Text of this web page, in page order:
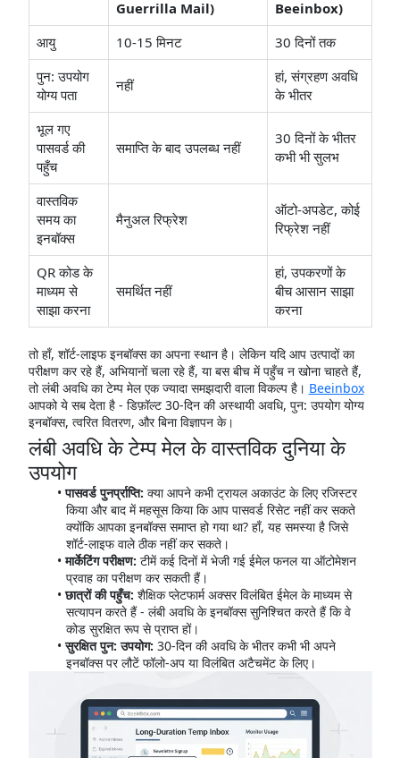
Guerrilla Mail)
Beeinbox)
आयु
10-15 मिनट
30 दिनों तक
पुन: उपयोग
योग्य पता
नहीं
हां, संग्रहण अवधि
के भीतर
भूल गए
पासवर्ड की
पहुँच
समाप्ति के बाद उपलब्ध नहीं
30 दिनों के भीतर
कभी भी सुलभ
वास्तविक
समय का
इनबॉक्स
मैनुअल रिफ्रेश
ऑटो-अपडेट, कोई
रिफ्रेश नहीं
QR कोड के
माध्यम से
साझा करना
समर्थित नहीं
हां, उपकरणों के
बीच आसान साझा
करना
तो हाँ, शॉर्ट-लाइफ इनबॉक्स का अपना स्थान है। लेकिन यदि आप उत्पादों का
परीक्षण कर रहे हैं, अभियानों चला रहे हैं, या बस बीच में पहुँच न खोना चाहते हैं,
तो लंबी अवधि का टेम्प मेल एक ज्यादा समझदारी वाला विकल्प है। Beeinbox
आपको ये सब देता है - डिफ़ॉल्ट 30-दिन की अस्थायी अवधि, पुन: उपयोग योग्य
इनबॉक्स, त्वरित वितरण, और बिना विज्ञापन के।
लंबी अवधि के टेम्प मेल के वास्तविक दुनिया के
उपयोग
पासवर्ड पुनर्प्राप्ति: क्या आपने कभी ट्रायल अकाउंट के लिए रजिस्टर
किया और बाद में महसूस किया कि आप पासवर्ड रिसेट नहीं कर सकते
क्योंकि आपका इनबॉक्स समाप्त हो गया था? हाँ, यह समस्या है जिसे
शॉर्ट-लाइफ वाले ठीक नहीं कर सकते।
मार्केटिंग परीक्षण: टीमें कई दिनों में भेजी गई ईमेल फनल या ऑटोमेशन
प्रवाह का परीक्षण कर सकती हैं।
छात्रों की पहुँच: शैक्षिक प्लेटफार्म अक्सर विलंबित ईमेल के माध्यम से
सत्यापन करते हैं - लंबी अवधि के इनबॉक्स सुनिश्चित करते हैं कि वे
कोड सुरक्षित रूप से प्राप्त हों।
सुरक्षित पुन: उपयोग: 30-दिन की अवधि के भीतर कभी भी अपने
इनबॉक्स पर लौटें फॉलो-अप या विलंबित अटैचमेंट के लिए।